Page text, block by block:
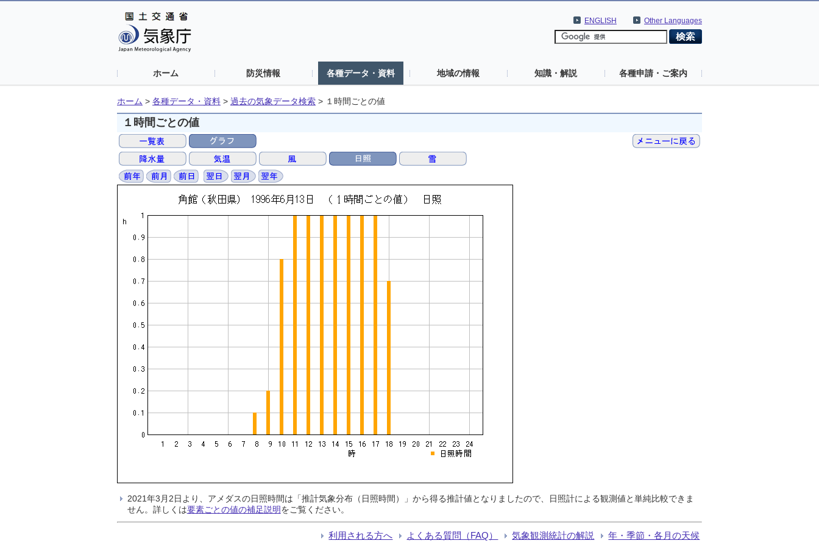
Other Languages
ENGLISH
ホーム 防災情報 各種データ・資料 地域の情報 知識・解説 各種申請・ご案内
ホーム > 各種データ・資料 > 過去の気象データ検索 > １時間ごとの値
１時間ごとの値
2021年3月2日より、アメダスの日照時間は「推計気象分布（日照時間）」から得る推計値となりましたので、日照計による観測値と単純比較できま
せん。詳しくは要素ごとの値の補足説明をご覧ください。
利用される方へ よくある質問（FAQ） 気象観測統計の解説 年・季節・各月の天候